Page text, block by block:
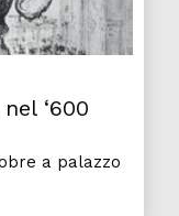
‘600
a palazzo